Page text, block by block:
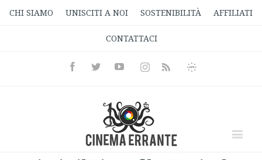
CHI SIAMO UNISCITI A NOI SOSTENIBILITÀ AFFILIATI
CONTATTACI
FacebookTwitterYoutubeInstagramRss
Informativa